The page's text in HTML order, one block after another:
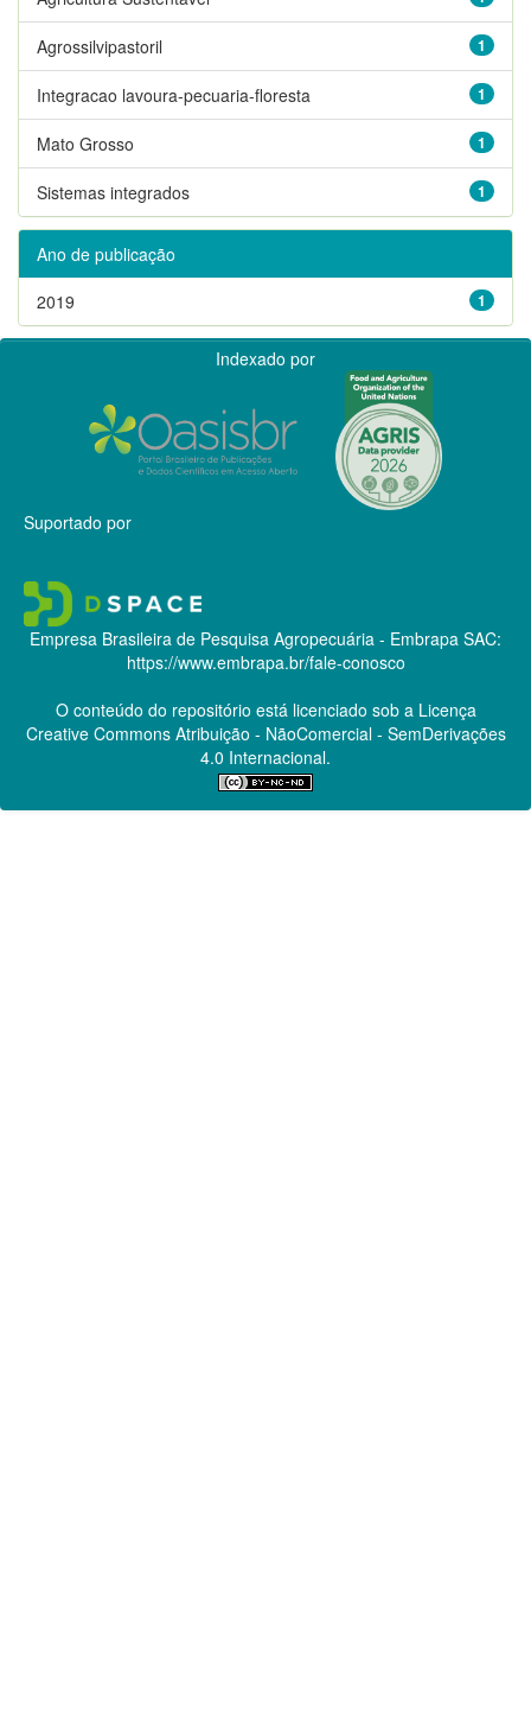
1
Agrossilvipastoril
1
Integracao lavoura-pecuaria-floresta
1
Mato Grosso
1
Sistemas integrados
Ano de publicação
1
2019
Indexado por
Suportado por
Empresa Brasileira de Pesquisa Agropecuária - Embrapa SAC:
https://www.embrapa.br/fale-conosco
O conteúdo do repositório está licenciado sob a Licença
Creative CommonsAtribuição - NãoComercial - SemDerivações
4.0 Internacional.